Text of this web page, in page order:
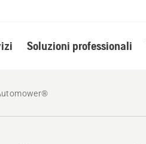
Soluzioni professionali